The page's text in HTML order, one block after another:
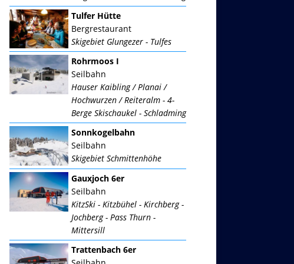
Tulfer Hütte
Bergrestaurant
Skigebiet Glungezer - Tulfes
Rohrmoos I
Seilbahn
Hauser Kaibling / Planai /
Hochwurzen / Reiteralm - 4-
Berge Skischaukel - Schladming
Sonnkogelbahn
Seilbahn
Skigebiet Schmittenhöhe
Gauxjoch 6er
Seilbahn
KitzSki - Kitzbühel - Kirchberg -
Jochberg - Pass Thurn -
Mittersill
Trattenbach 6er